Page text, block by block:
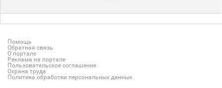
Помощь
Обратная связь
О портале
Реклама на портале
Пользовательское соглашение
Охрана труда
Политика обработки персональных данных